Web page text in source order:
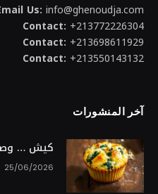
Us: info@ghenoudja.com
Contact: +213772226304
Contact: +213698611929
Contact: +213550143132
آخر المنشورات
كيش …
25/06/2026